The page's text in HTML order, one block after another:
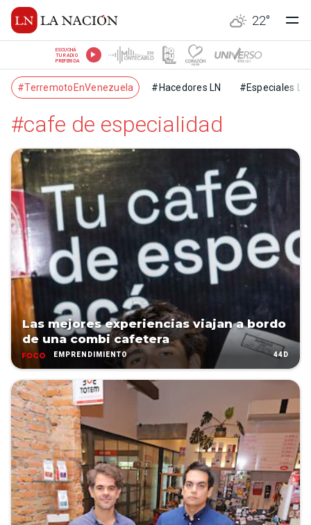
22°
ESCUCHÁ
TU RADIO
PREFERIDA
#TerremotoEnVenezuela #Hacedores LN #Especiales LN
#cafe de especialidad
Las mejores experiencias viajan a bordo
de una combi cafetera
EMPRENDIMIENTO 44D